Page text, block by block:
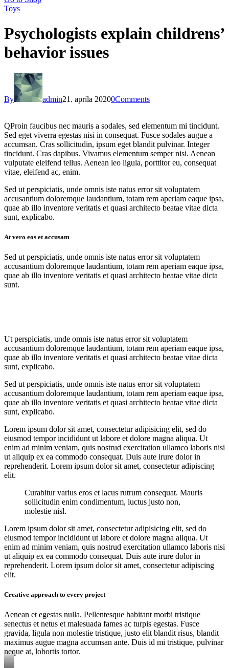
Toys
Psychologists explain childrens’
behavior issues
By admin21. apríla 20200Comments
QProin faucibus nec mauris a sodales, sed elementum mi tincidunt.
Sed eget viverra egestas nisi in consequat. Fusce sodales augue a
accumsan. Cras sollicitudin, ipsum eget blandit pulvinar. Integer
tincidunt. Cras dapibus. Vivamus elementum semper nisi. Aenean
vulputate eleifend tellus. Aenean leo ligula, porttitor eu, consequat
vitae, eleifend ac, enim.
Sed ut perspiciatis, unde omnis iste natus error sit voluptatem
accusantium doloremque laudantium, totam rem aperiam eaque ipsa,
quae ab illo inventore veritatis et quasi architecto beatae vitae dicta
sunt, explicabo.
At vero eos et accusam
Sed ut perspiciatis, unde omnis iste natus error sit voluptatem
accusantium doloremque laudantium, totam rem aperiam eaque ipsa,
quae ab illo inventore veritatis et quasi architecto beatae vitae dicta
sunt.
Ut perspiciatis, unde omnis iste natus error sit voluptatem
accusantium doloremque laudantium, totam rem aperiam eaque ipsa,
quae ab illo inventore veritatis et quasi architecto beatae vitae dicta
sunt, explicabo.
Sed ut perspiciatis, unde omnis iste natus error sit voluptatem
accusantium doloremque laudantium, totam rem aperiam eaque ipsa,
quae ab illo inventore veritatis et quasi architecto beatae vitae dicta
sunt, explicabo.
Lorem ipsum dolor sit amet, consectetur adipisicing elit, sed do
eiusmod tempor incididunt ut labore et dolore magna aliqua. Ut
enim ad minim veniam, quis nostrud exercitation ullamco laboris nisi
ut aliquip ex ea commodo consequat. Duis aute irure dolor in
reprehenderit. Lorem ipsum dolor sit amet, consectetur adipiscing
elit.
Curabitur varius eros et lacus rutrum consequat. Mauris
sollicitudin enim condimentum, luctus justo non,
molestie nisl.
Lorem ipsum dolor sit amet, consectetur adipisicing elit, sed do
eiusmod tempor incididunt ut labore et dolore magna aliqua. Ut
enim ad minim veniam, quis nostrud exercitation ullamco laboris nisi
ut aliquip ex ea commodo consequat. Duis aute irure dolor in
reprehenderit. Lorem ipsum dolor sit amet, consectetur adipiscing
elit.
Creative approach to every project
Aenean et egestas nulla. Pellentesque habitant morbi tristique
senectus et netus et malesuada fames ac turpis egestas. Fusce
gravida, ligula non molestie tristique, justo elit blandit risus, blandit
maximus augue magna accumsan ante. Duis id mi tristique, pulvinar
neque at, lobortis tortor.